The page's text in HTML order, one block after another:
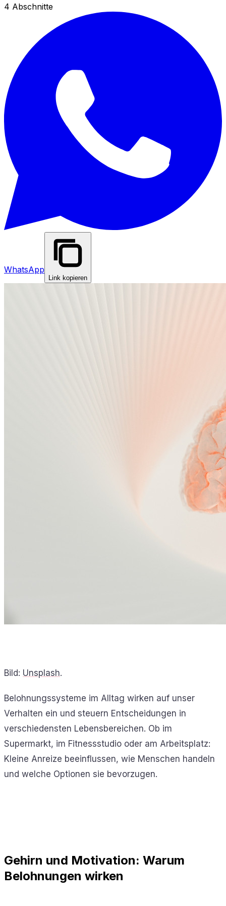
4 Abschnitte
WhatsApp
Link kopieren
Bild: Unsplash.
Belohnungssysteme im Alltag wirken auf unser
Verhalten ein und steuern Entscheidungen in
verschiedensten Lebensbereichen. Ob im
Supermarkt, im Fitnessstudio oder am Arbeitsplatz:
Kleine Anreize beeinflussen, wie Menschen handeln
und welche Optionen sie bevorzugen.
Gehirn und Motivation: Warum
Belohnungen wirken